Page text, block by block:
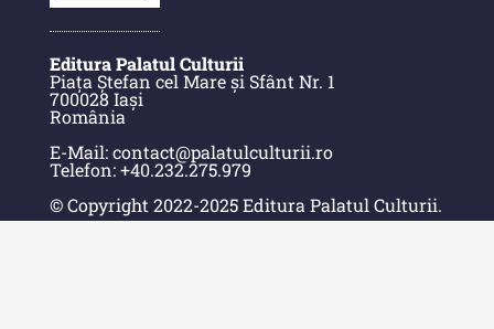
Acta Pangratia
Acta Pangratia I (2023)
Acta Pangratia II (2024)
Acta Pangratia III (2025)
Editura Palatul Culturii
Piața Ștefan cel Mare și Sfânt Nr. 1
700028 Iași
România
E-Mail: contact@palatulculturii.ro
Telefon: +40.232.275.979
© Copyright 2022-2025 Editura Palatul Culturii.